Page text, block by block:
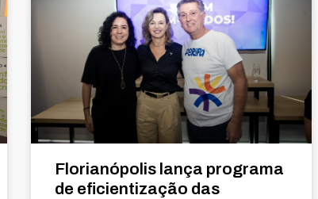
Florianópolis lança programa
de eficientização das